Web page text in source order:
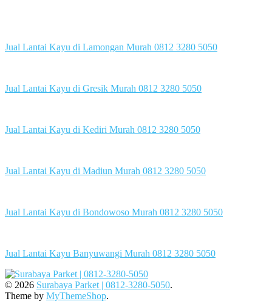
Jual Lantai Kayu di Lamongan Murah 0812 3280 5050
Jual Lantai Kayu di Gresik Murah 0812 3280 5050
Jual Lantai Kayu di Kediri Murah 0812 3280 5050
Jual Lantai Kayu di Madiun Murah 0812 3280 5050
Jual Lantai Kayu di Bondowoso Murah 0812 3280 5050
Jual Lantai Kayu Banyuwangi Murah 0812 3280 5050
© 2026 Surabaya Parket | 0812-3280-5050.
Theme by MyThemeShop.